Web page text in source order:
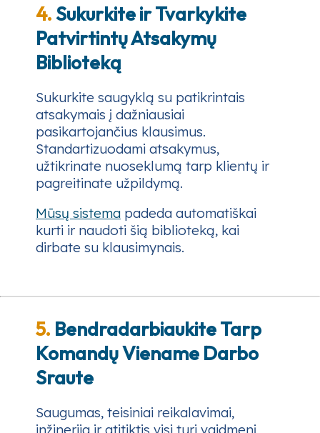
4.Sukurkite ir Tvarkykite
Patvirtintų Atsakymų
Biblioteką
Sukurkite saugyklą su patikrintais
atsakymais į dažniausiai
pasikartojančius klausimus.
Standartizuodami atsakymus,
užtikrinate nuoseklumą tarp klientų ir
pagreitinate užpildymą.
Mūsų sistema padeda automatiškai
kurti ir naudoti šią biblioteką, kai
dirbate su klausimynais.
5. Bendradarbiaukite Tarp
Komandų Viename Darbo
Sraute
Saugumas, teisiniai reikalavimai,
inžinerija ir atitiktis visi turi vaidmenį